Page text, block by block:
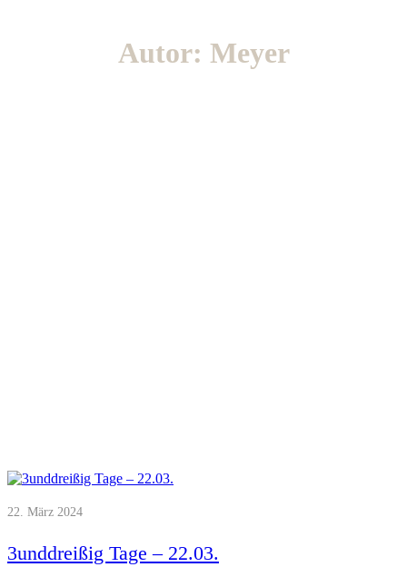
Autor: Meyer
22. März 2024
3unddreißig Tage – 22.03.